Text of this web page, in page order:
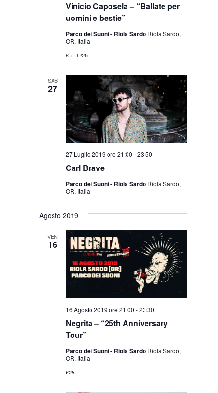
Vinicio Caposela – “Ballate per
uomini e bestie”
Parco dei Suoni - Riola Sardo Riola Sardo,
OR, Italia
€ + DP25
SAB
27
Carl Brave
27 Luglio 2019 ore 21:00 -23:50
Parco dei Suoni - Riola Sardo Riola Sardo,
OR, Italia
Agosto 2019
VEN
16
Negrita – “25th Anniversary
Tour”
16 Agosto 2019 ore 21:00 -23:30
Parco dei Suoni - Riola Sardo Riola Sardo,
OR, Italia
€25